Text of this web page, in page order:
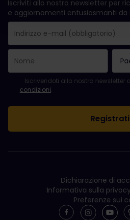
Iscriviti alla nostra newsletter per
e aggiornamenti entusiasmanti da
La registrazione è avvenuta con
Il campo "Indirizzo e-mail" è
L'indirizzo e-mail non è valido.
Si è verificato un errore durante
Sei già iscritto a questa newsletter!
Per iscriversi alla newsletter,
Iscrivendoti alla nostra newsletter
condizioni.
Dichiarazione di
Informativa sulla
Preferenze sui